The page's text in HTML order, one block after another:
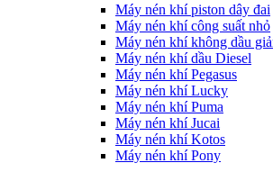
Máy nén khí piston dây đai
Máy nén khí công suất nhỏ
Máy nén khí không dầu
Máy nén khí dầu Diesel
Máy nén khí Pegasus
Máy nén khí Lucky
Máy nén khí Puma
Máy nén khí Jucai
Máy nén khí Kotos
Máy nén khí Pony